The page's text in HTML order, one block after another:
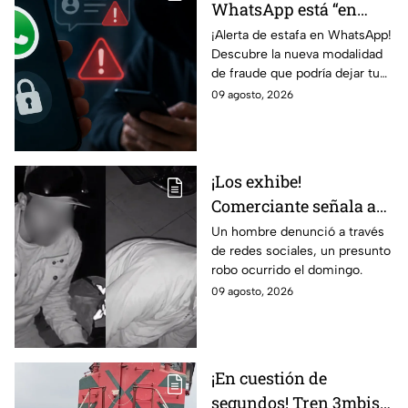
WhatsApp está “en
revisión”? Este mensaje
podría dejarte
vulnerable ante
ESTAFAS si no tienes
¡Alerta de estafa en WhatsApp!
Descubre la nueva modalidad
de fraude que podría dejar tu
cuenta vulnerable. ¡No te
09 agosto, 2026
¡Los exhibe!
Comerciante señala a
dos hombres de un
presunto robo a un
negocio en León
Un hombre denunció a través
de redes sociales, un presunto
robo ocurrido el domingo.
09 agosto, 2026
¡En cuestión de
segundos! Tren 3mbiste